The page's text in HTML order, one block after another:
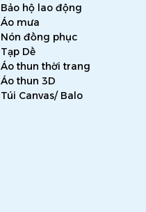
Bảo hộ lao động
Áo mưa
Nón đồng phục
Tạp Dề
Áo thun thời trang
Áo thun 3D
Túi Canvas/ Balo